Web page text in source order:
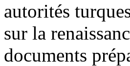
autorités
sur la
documents